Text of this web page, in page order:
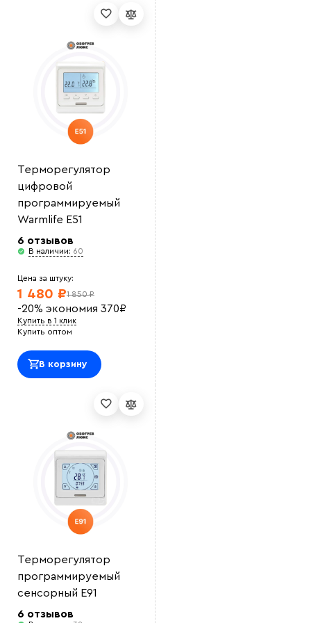
Терморегулятор
цифровой
программируемый
Warmlife E51
6 отзывов
В наличии: 60
Цена за штуку:
1 850 ₽
1 480 ₽
-20% экономия 370₽
Купить в 1 клик
Купить оптом
В корзину
Терморегулятор
программируемый
сенсорный E91
6 отзывов